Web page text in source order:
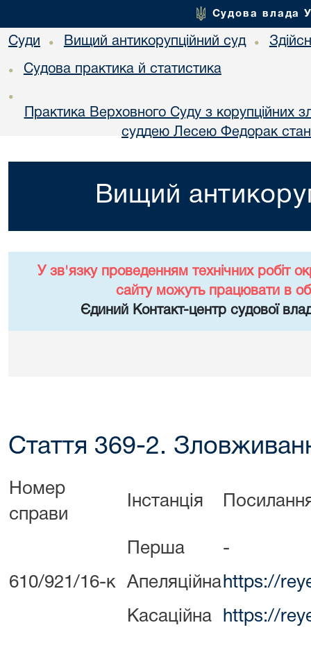
Судова влада
Суди • Вищий антикорупційний суд •
• Судова практика й статистика
•
Практика Верховного Суду з корупційних
суддею Лесею Федорак
Вищий
У зв'язку проведенням технічних робіт
сайту можуть працювати в
Єдиний Контакт-центр судової
Стаття 369-2.
Номер
справи
Інстанція
610/921/16-к
Перша -
Апеляційна https://
Касаційна https://